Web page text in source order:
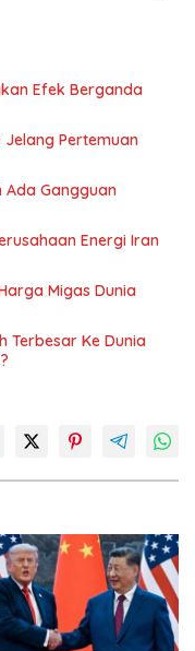
Efek Berganda
Jelang Pertemuan
Ada Gangguan
Energi Iran
Migas Dunia
Terbesar Ke Dunia